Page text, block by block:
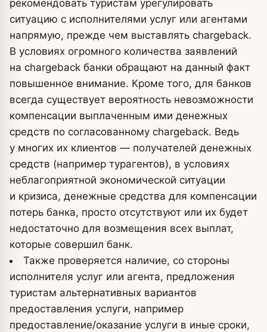
рекомендовать туристам урегулировать
ситуацию с исполнителями услуг или агентами
напрямую, прежде чем выставлять chargeback.
В условиях огромного количества заявлений
на chargeback банки обращают на данный факт
повышенное внимание. Кроме того, для банков
всегда существует вероятность невозможности
компенсации выплаченным ими денежных
средств по согласованному chargeback. Ведь
у многих их клиентов — получателей денежных
средств (например турагентов), в условиях
неблагоприятной экономической ситуации
и кризиса, денежные средства для компенсации
потерь банка, просто отсутствуют или их будет
недостаточно для возмещения всех выплат,
которые совершил банк.
Также проверяется наличие, со стороны
исполнителя услуг или агента, предложения
туристам альтернативных вариантов
предоставления услуги, например
предоставление/оказание услуги в иные сроки,